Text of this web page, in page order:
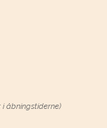
åbningstiderne)